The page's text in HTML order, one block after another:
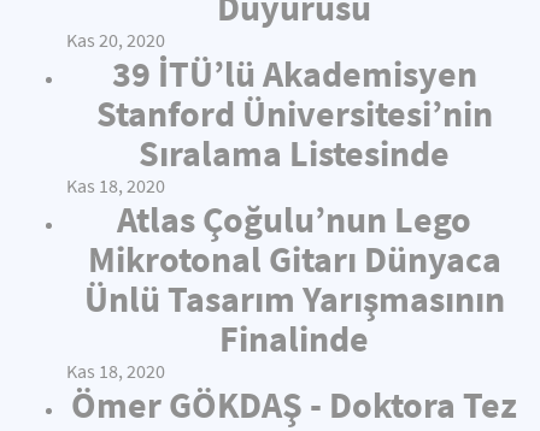
Kas 20, 2020
39 İTÜ’lü Akademisyen
Stanford Üniversitesi’nin
Sıralama Listesinde
Kas 18, 2020
Atlas Çoğulu’nun Lego
Mikrotonal Gitarı Dünyaca
Ünlü Tasarım Yarışmasının
Finalinde
Kas 18, 2020
Ömer GÖKDAŞ - Doktora Tez